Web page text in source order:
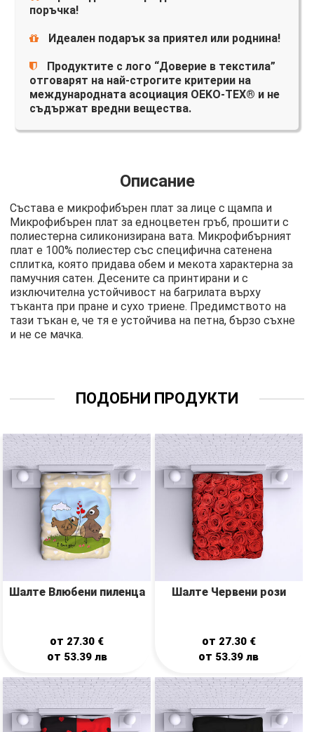
поръчка!
Идеален подарък за приятел или роднина!
Продуктите с лого “Доверие в текстила”
отговарят на най-строгите критерии на
международната асоциация OEKO-TEX® и не
съдържат вредни вещества.
Описание
Състава е микрофибърен плат за лице с щампа и
Микрофибърен плат за едноцветен гръб, прошити с
полиестерна силиконизирана вата. Микрофибърният
плат е 100% полиестер със специфична сатенена
сплитка, която придава обем и мекота характерна за
памучния сатен. Десените са принтирани и с
изключителна устойчивост на багрилата върху
тъканта при пране и сухо триене. Предимството на
тази тъкан е, че тя е устойчива на петна, бързо съхне
и не се мачка.
ПОДОБНИ ПРОДУКТИ
Шалте Влюбени пиленца
от 27.30 €
от 53.39 лв
Шалте Червени рози
от 27.30 €
от 53.39лв